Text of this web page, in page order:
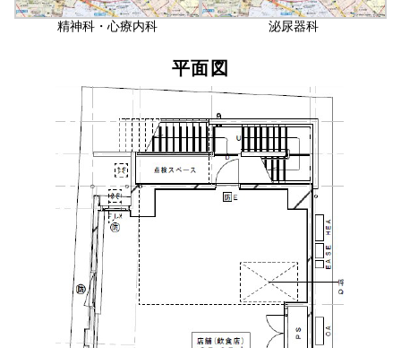
精神科・心療内科 泌尿器科
平面図